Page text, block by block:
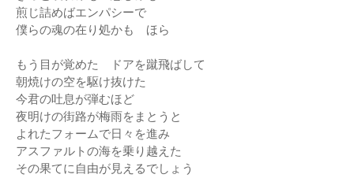
煎じ詰めばエンパシーで
僕らの魂の在り処かも ほら
もう目が覚めた ドアを蹴飛ばして
朝焼けの空を駆け抜けた
今君の吐息が弾むほど
夜明けの街路が梅雨をまとうと
よれたフォームで日々を進み
アスファルトの海を乗り越えた
その果てに自由が見えるでしょう